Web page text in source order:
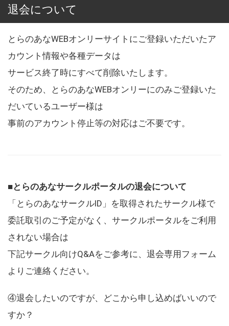
退会について
とらのあなWEBオンリーサイトにご登録いただいたア
カウント情報や各種データは
サービス終了時にすべて削除いたします。
そのため、とらのあなWEBオンリーにのみご登録いた
だいているユーザー様は
事前のアカウント停止等の対応はご不要です。
■とらのあなサークルポータルの退会について
「とらのあなサークルID」を取得されたサークル様で
委託取引のご予定がなく、サークルポータルをご利用
されない場合は
下記サークル向けQ&Aをご参考に、退会専用フォーム
よりご連絡ください。
④退会したいのですが、どこから申し込めばいいので
すか？